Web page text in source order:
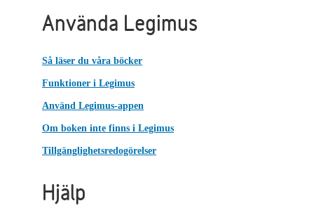
Använda Legimus
Så läser du våra böcker
Funktioner i Legimus
Använd Legimus-appen
Om boken inte finns i Legimus
Tillgänglighetsredogörelser
Hjälp